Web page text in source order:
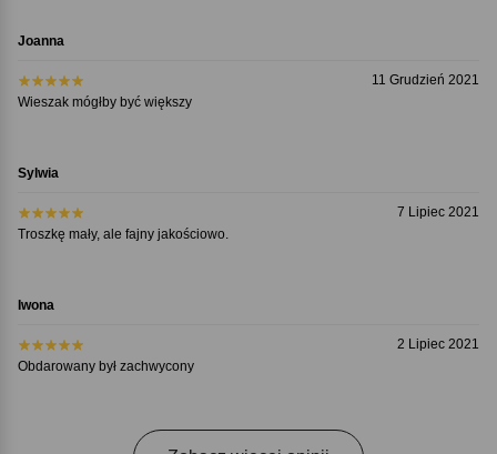
Joanna
11 Grudzień 2021
Wieszak mógłby być większy
Sylwia
7 Lipiec 2021
Troszkę mały, ale fajny jakościowo.
Iwona
2 Lipiec 2021
Obdarowany był zachwycony